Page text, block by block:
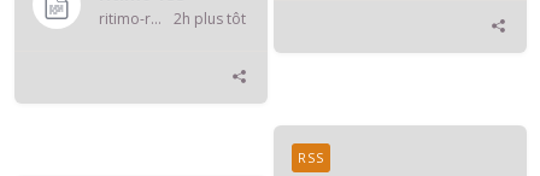
ritimo-rss 2h plus tôt
RSS